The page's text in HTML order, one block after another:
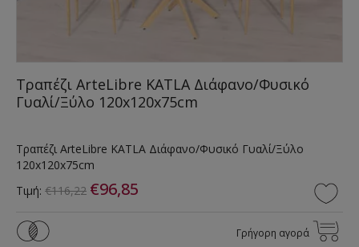
Τραπέζι ArteLibre KATLA Διάφανο/Φυσικό
Γυαλί/Ξύλο 120x120x75cm
Τραπέζι ArteLibre KATLA Διάφανο/Φυσικό Γυαλί/Ξύλο
120x120x75cm
Τιμή: €116,22 €96,85
Γρήγορη αγορά